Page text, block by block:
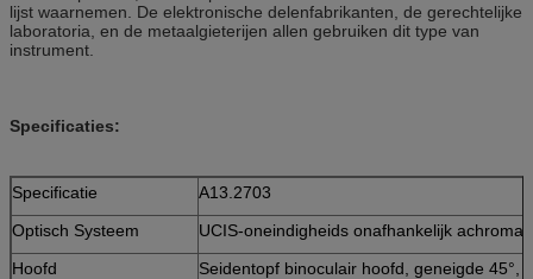
lijst waarnemen. De elektronische delenfabrikanten, de gerechtelijke
laboratoria, en de metaalgieterijen allen gebruiken dit type van
instrument.
Specificaties:
Specificatie
A13.2703
Optisch Systeem
UCIS-oneindigheids onafhankelijk
Hoofd
Seidentopf binoculair hoofd, geneigde 45°,